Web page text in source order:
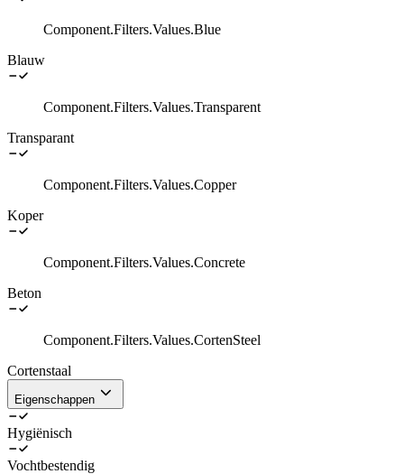
Component.Filters.Values.Blue
Blauw
Component.Filters.Values.Transparent
Transparant
Component.Filters.Values.Copper
Koper
Component.Filters.Values.Concrete
Beton
Component.Filters.Values.CortenSteel
Cortenstaal
Eigenschappen
Hygiënisch
Vochtbestendig